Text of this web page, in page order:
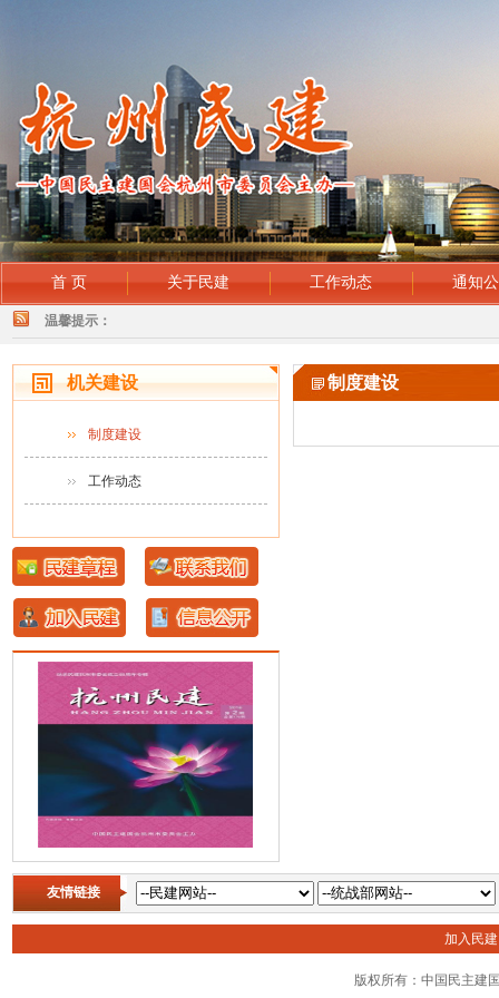
首 页 关于民建 工作动态 通知
温馨提示：
机关建设
制度建设
工作动态
制度建设
友情链接
加入民
版权所有：中国民主建